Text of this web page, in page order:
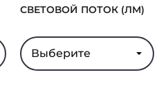
СВЕТОВОЙ ПОТОК (ЛМ)
Выберите